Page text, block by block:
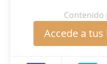
Accede a